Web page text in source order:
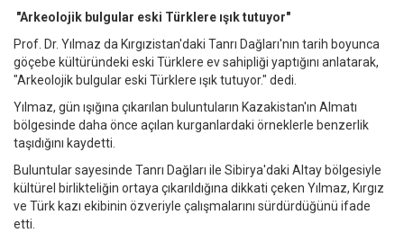
"Arkeolojik bulgular eski Türklere ışık tutuyor"
Prof. Dr. Yılmaz da Kırgızistan'daki Tanrı Dağları'nın tarih boyunca
göçebe kültüründeki eski Türklere ev sahipliği yaptığını anlatarak,
"Arkeolojik bulgular eski Türklere ışık tutuyor." dedi.
Yılmaz, gün ışığına çıkarılan buluntuların Kazakistan'ın Almatı
bölgesinde daha önce açılan kurganlardaki örneklerle benzerlik
taşıdığını kaydetti.
Buluntular sayesinde Tanrı Dağları ile Sibirya'daki Altay bölgesiyle
kültürel birlikteliğin ortaya çıkarıldığına dikkati çeken Yılmaz, Kırgız
ve Türk kazı ekibinin özveriyle çalışmalarını sürdürdüğünü ifade
etti.